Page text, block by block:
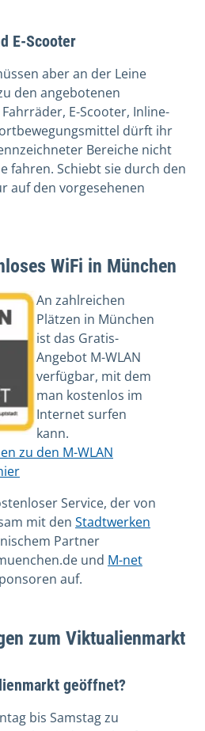
E-Scooter
aber an der Leine
den angebotenen
E-Scooter, Inline-
dürft ihr
Bereiche nicht
fahren. Schiebt sie durch den
auf den vorgesehenen
WiFi in München
An zahlreichen
Plätzen in München
ist das Gratis-
Angebot M-WLAN
verfügbar, mit dem
man kostenlos im
Internet surfen
kann.
zu den M-WLAN
Service, der von
mit den Stadtwerken
Partner
und M-net
auf.
zum Viktualienmarkt
geöffnet?
bis Samstag zu